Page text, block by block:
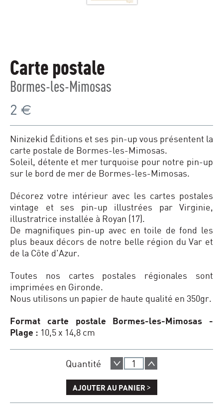
Carte postale
Bormes-les-Mimosas
2 €
Ninizekid Éditions et ses pin-up vous présentent la
carte postale de Bormes-les-Mimosas.
Soleil, détente et mer turquoise pour notre pin-up
sur le bord de mer de Bormes-les-Mimosas.
Décorez votre intérieur avec les cartes postales
vintage et ses pin-up illustrées par Virginie,
illustratrice installée à Royan (17).
De magnifiques pin-up avec en toile de fond les
plus beaux décors de notre belle région du Var et
de la Côte d'Azur.
Toutes nos cartes postales régionales sont
imprimées en Gironde.
Nous utilisons un papier de haute qualité en 350gr.
Format carte postale Bormes-les-Mimosas -
Plage : 10,5 x 14,8 cm
Quantité
AJOUTER AU PANIER >